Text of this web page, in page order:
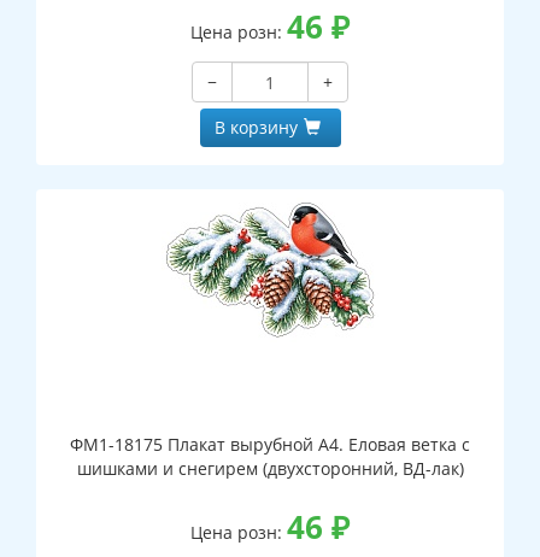
Цена розн: 46 ₽
−
+
В корзину
ФМ1-18175 Плакат вырубной А4. Еловая ветка с
шишками и снегирем (двухсторонний, ВД-лак)
Цена розн: 46 ₽